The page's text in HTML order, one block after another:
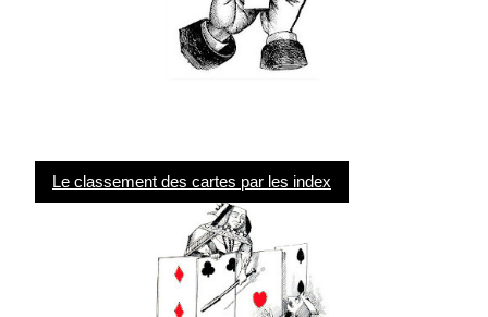
Le classement des cartes par les index